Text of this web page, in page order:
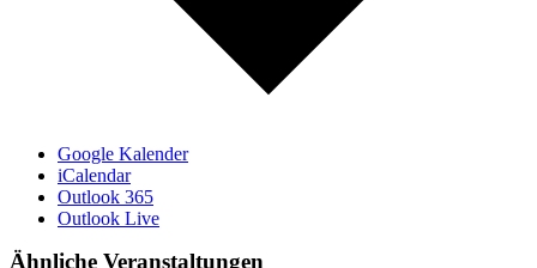
Google Kalender
iCalendar
Outlook 365
Outlook Live
Ähnliche Veranstaltungen